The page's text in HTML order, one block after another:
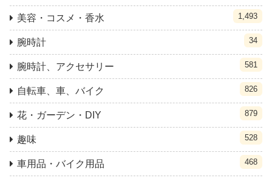
美容・コスメ・香水 1,493
腕時計 34
腕時計、アクセサリー 581
自転車、車、バイク 826
花・ガーデン・DIY 879
趣味 528
車用品・バイク用品 468